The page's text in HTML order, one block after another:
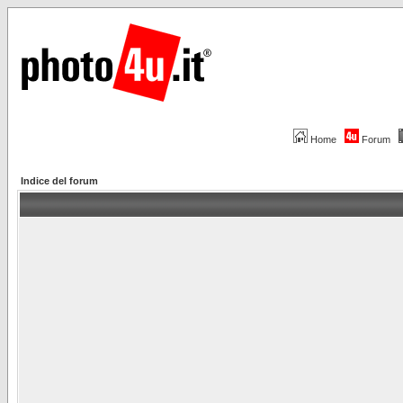
Home Forum
Indice del forum